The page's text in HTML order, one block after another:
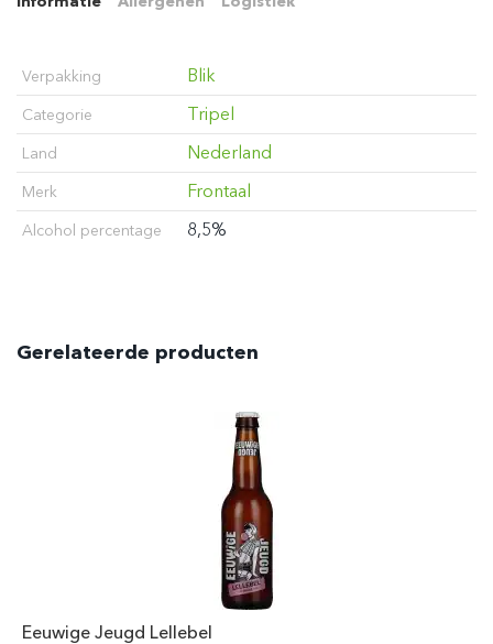
Verpakking Blik
Categorie Tripel
Land Nederland
Merk Frontaal
Alcohol percentage 8,5%
Gerelateerde producten
Eeuwige Jeugd Lellebel